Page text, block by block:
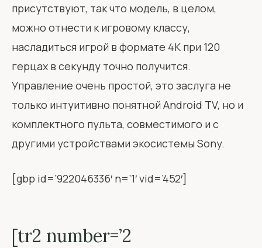
присутствуют, так что модель, в целом,
можно отнести к игровому классу,
насладиться игрой в формате 4K при 120
герцах в секунду точно получится.
Управление очень простой, это заслуга не
только интуитивно понятной Android TV, но и
комплектного пульта, совместимого и с
другими устройствами экосистемы Sony.
[gbp id=’922046336′ n=’1′ vid=’452′]
[tr2 number=’2